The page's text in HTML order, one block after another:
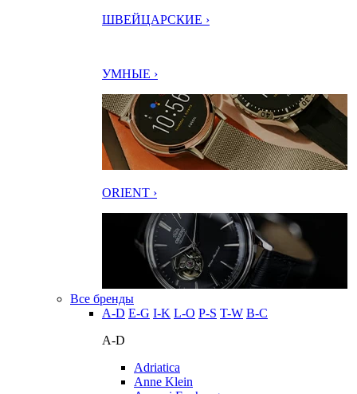
ШВЕЙЦАРСКИЕ ›
УМНЫЕ ›
ORIENT ›
Все бренды
A-D E-G I-K L-O P-S T-W В-С
A-D
Adriatica
Anne Klein